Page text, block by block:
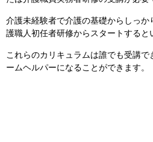
介護未経験者で介護の基礎からしっ
護職人初任者研修からスタートすると
これらのカリキュラムは誰でも受講
ームヘルパーになることができます。